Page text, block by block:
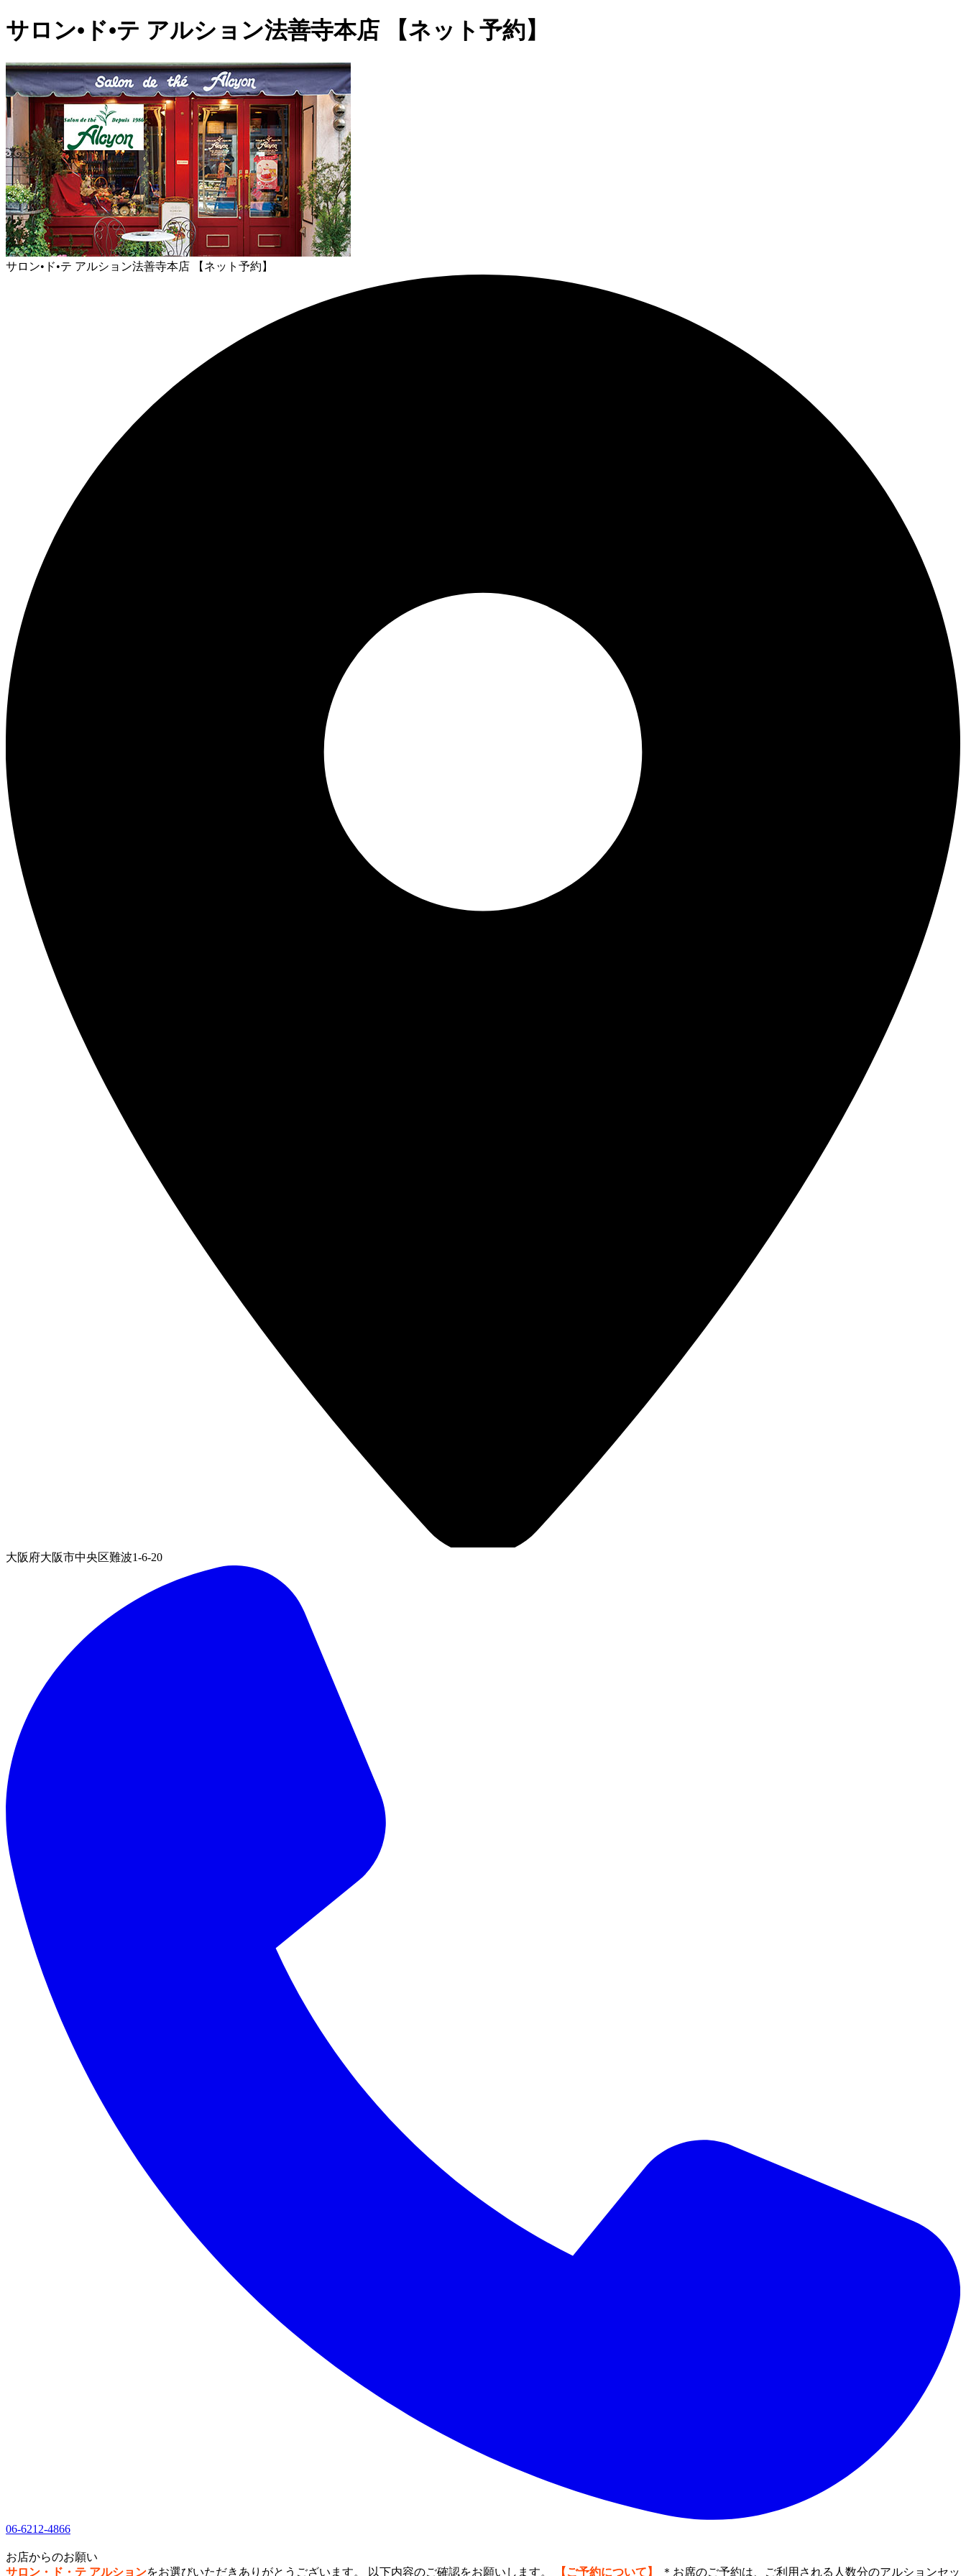
サロン•ド•テ アルション法善寺本店 【ネット予約】
サロン•ド•テ アルション法善寺本店 【ネット予約】
大阪府大阪市中央区難波1-6-20
06-6212-4866
お店からのお願い
サロン・ド・テ アルションをお選びいただきありがとうございます。 以下内容のご確認をお願いします。 【ご予約について】 ＊お席のご予約は、ご利用される人数分のアルションセッ